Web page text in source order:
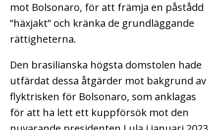
mot Bolsonaro, för att främja en påstådd
”häxjakt” och kränka de grundläggande
rättigheterna.
Den brasilianska högsta domstolen hade
utfärdat dessa åtgärder mot bakgrund av
flyktrisken för Bolsonaro, som anklagas
för att ha lett ett kuppförsök mot den